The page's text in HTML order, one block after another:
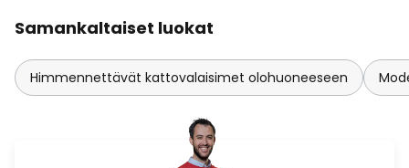
Samankaltaiset luokat
Himmennettävät kattovalaisimet olohuoneeseen